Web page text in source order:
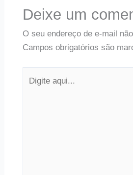
Deixe um
O seu endereço de e-mail
Campos obrigatórios são
aqui...